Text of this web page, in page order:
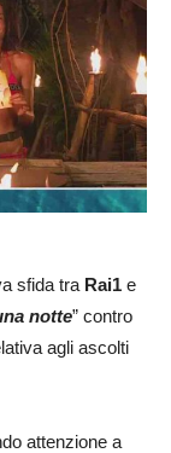
sfida tra Rai1 e
notte” contro
agli ascolti
attenzione a